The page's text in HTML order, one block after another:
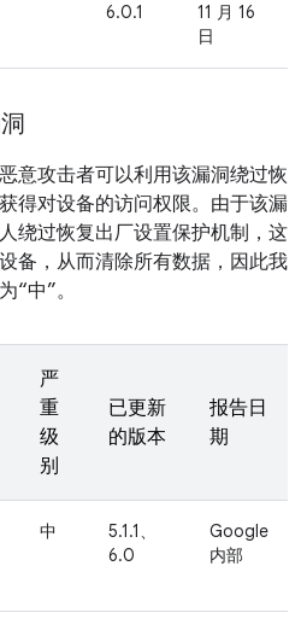
6.0.1
11 月 16
日
意攻击者可以利用该漏洞绕过恢
得对设备的访问权限。由于该漏
绕过恢复出厂设置保护机制，这
备，从而清除所有数据，因此我
“中”。
严
重
级
别
已更新
的版本
报告日
期
中
5.1.1、
6.0
Google
内部